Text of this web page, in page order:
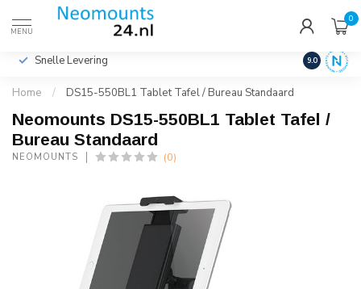
MENU
0
Incl. btw
Snelle Levering Hoge
9.0
Home / DS15-550BL1 Tablet Tafel / Bureau Standaard
Neomounts DS15-550BL1 Tablet Tafel /
Bureau Standaard
NEOMOUNTS (0)